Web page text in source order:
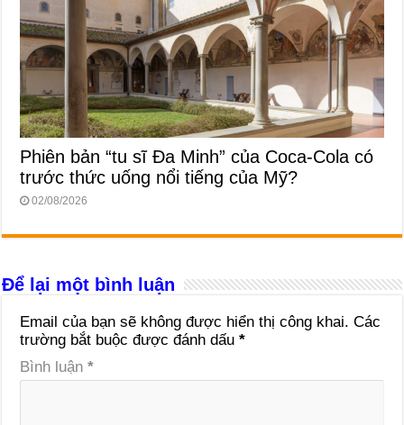
Phiên bản “tu sĩ Đa Minh” của Coca-Cola có
trước thức uống nổi tiếng của Mỹ?
02/08/2026
Để lại một bình luận
Email của bạn sẽ không được hiển thị công khai. Các
trường bắt buộc được đánh dấu*
Bình luận*